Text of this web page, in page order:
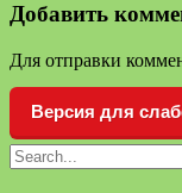
Добавить
Для отправки
Версия для